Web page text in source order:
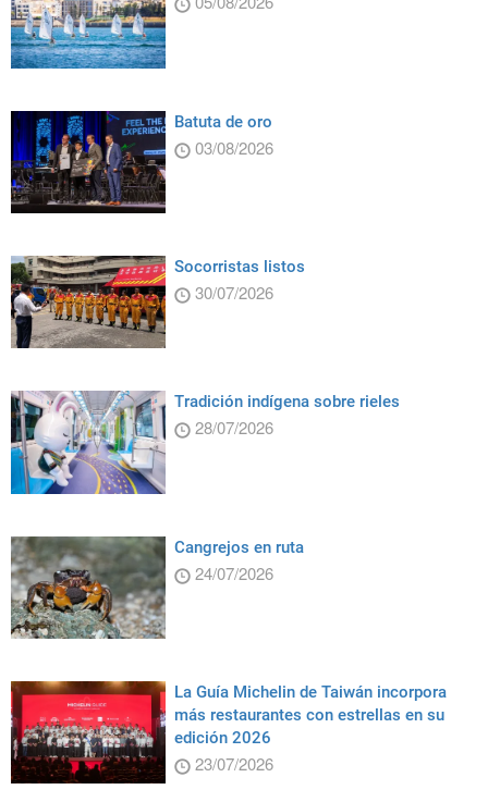
Batuta de oro
03/08/2026
Socorristas listos
30/07/2026
Tradición indígena sobre rieles
28/07/2026
Cangrejos en ruta
24/07/2026
La Guía Michelin de Taiwán incorpora
más restaurantes con estrellas en su
edición 2026
23/07/2026